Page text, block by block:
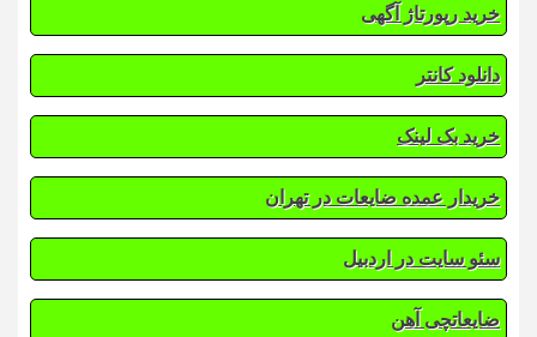
خرید رپورتاژ آگهی
دانلود کانتر
خرید بک لینک
خریدار عمده ضایعات در تهران
سئو سایت در اردبیل
ضایعاتچی آهن